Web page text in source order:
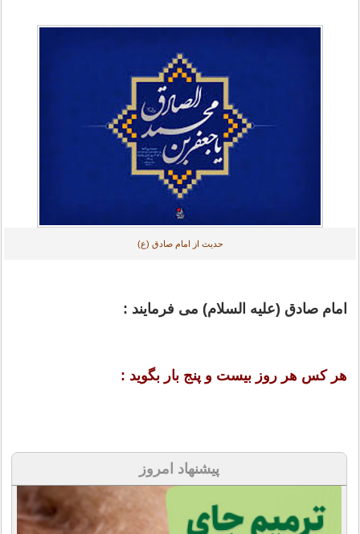
حدیث از امام صادق (ع)
امام صادق (علیه السلام) می فرمایند :
هر کس هر روز بیست و پنج بار بگوید :
پیشنهاد امروز